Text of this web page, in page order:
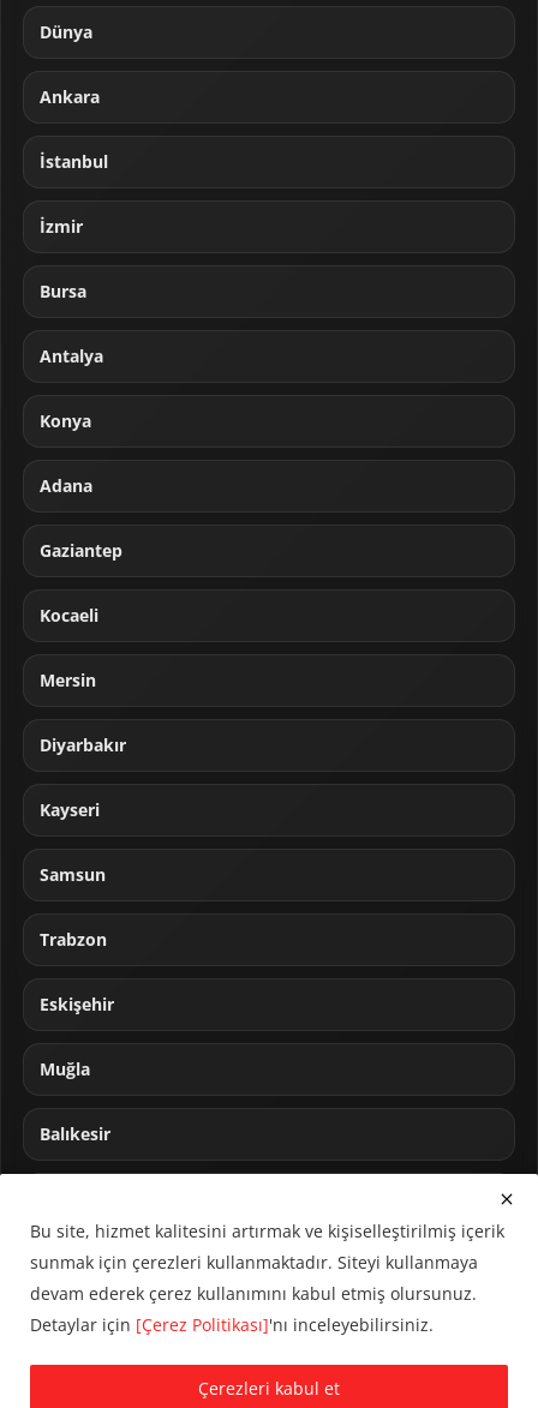
Dünya
Ankara
İstanbul
İzmir
Bursa
Antalya
Konya
Adana
Gaziantep
Kocaeli
Mersin
Diyarbakır
Kayseri
Samsun
Trabzon
Eskişehir
Muğla
Balıkesir
© 2024 CUMHA (Cumhur Haber Ajansı) Tüm hakları saklıdır.
Bu site, hizmet kalitesini artırmak ve kişiselleştirilmiş içerik
sunmak için çerezleri kullanmaktadır. Siteyi kullanmaya
devam ederek çerez kullanımını kabul etmiş olursunuz.
Detaylar için [Çerez Politikası]'nı inceleyebilirsiniz.
Çerezleri kabul et